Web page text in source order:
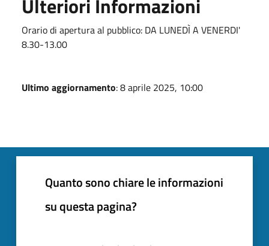
Ulteriori Informazioni
Orario di apertura al pubblico: DA LUNEDÌ A VENERDI'
8.30-13.00
Ultimo aggiornamento: 8 aprile 2025, 10:00
Quanto sono chiare le informazioni
su questa pagina?